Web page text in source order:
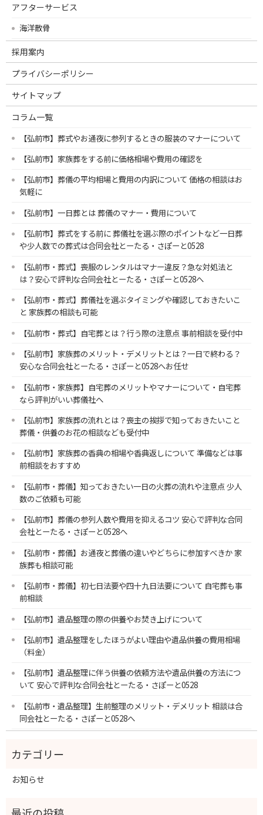
アフターサービス
海洋散骨
採用案内
プライバシーポリシー
サイトマップ
コラム一覧
【弘前市】葬式やお通夜に参列するときの服装のマナーについて
【弘前市】家族葬をする前に価格相場や費用の確認を
【弘前市】葬儀の平均相場と費用の内訳について 価格の相談はお
気軽に
【弘前市】一日葬とは 葬儀のマナー・費用について
【弘前市】葬式をする前に 葬儀社を選ぶ際のポイントなど一日葬
や少人数での葬式は合同会社とーたる・さぽーと0528
【弘前市・葬式】喪服のレンタルはマナー違反？急な対処法と
は？安心で評判な合同会社とーたる・さぽーと0528へ
【弘前市・葬式】葬儀社を選ぶタイミングや確認しておきたいこ
と 家族葬の相談も可能
【弘前市・葬式】自宅葬とは？行う際の注意点 事前相談を受付中
【弘前市】家族葬のメリット・デメリットとは？一日で終わる？
安心な合同会社とーたる・さぽーと0528へお任せ
【弘前市・家族葬】自宅葬のメリットやマナーについて・自宅葬
なら評判がいい葬儀社へ
【弘前市】家族葬の流れとは？喪主の挨拶で知っておきたいこと
葬儀・供養のお花の相談なども受付中
【弘前市】家族葬の香典の相場や香典返しについて 準備などは事
前相談をおすすめ
【弘前市・葬儀】知っておきたい一日の火葬の流れや注意点 少人
数のご依頼も可能
【弘前市】葬儀の参列人数や費用を抑えるコツ 安心で評判な合同
会社とーたる・さぽーと0528へ
【弘前市・葬儀】お通夜と葬儀の違いやどちらに参加すべきか 家
族葬も相談可能
【弘前市・葬儀】初七日法要や四十九日法要について 自宅葬も事
前相談
【弘前市】遺品整理の際の供養やお焚き上げについて
【弘前市】遺品整理をしたほうがよい理由や遺品供養の費用相場
（料金）
【弘前市】遺品整理に伴う供養の依頼方法や遺品供養の方法につ
いて 安心で評判な合同会社とーたる・さぽーと0528
【弘前市・遺品整理】生前整理のメリット・デメリット 相談は合
同会社とーたる・さぽーと0528へ
お知らせ